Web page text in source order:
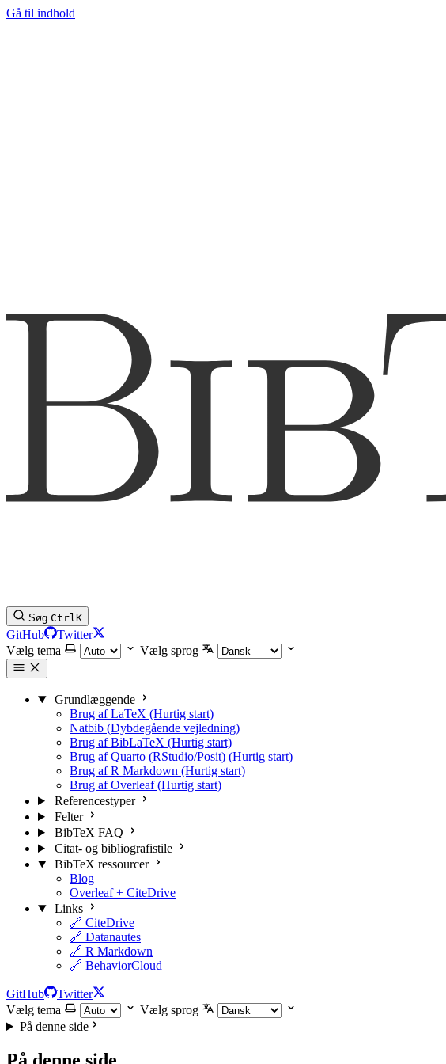
Gå til indhold
Søg CtrlK
GitHub
Twitter
Vælg tema
Vælg sprog
Grundlæggende
Brug af LaTeX (Hurtig start)
Natbib (Dybdegående vejledning)
Brug af BibLaTeX (Hurtig start)
Brug af Quarto (RStudio/Posit) (Hurtig start)
Brug af R Markdown (Hurtig start)
Brug af Overleaf (Hurtig start)
Referencestyper
Felter
BibTeX FAQ
Citat- og bibliografistile
BibTeX ressourcer
Blog
Overleaf + CiteDrive
Links
🔗 CiteDrive
🔗 Datanautes
🔗 R Markdown
🔗 BehaviorCloud
GitHub
Twitter
Vælg tema
Vælg sprog
På denne side